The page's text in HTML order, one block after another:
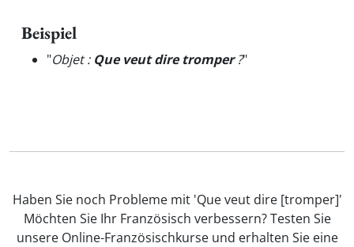
Beispiel
"Objet : Que veut dire tromper?"
Haben Sie noch Probleme mit 'Que veut dire [tromper]'
Möchten Sie Ihr Französisch verbessern? Testen Sie
unsere Online-Französischkurse und erhalten Sie eine